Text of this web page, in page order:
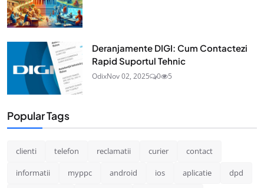
Deranjamente DIGI: Cum Contactezi
Rapid Suportul Tehnic
OdixNov 02, 2025 0 5
Popular Tags
clienti telefon reclamatii curier contact
informatii myppc android ios aplicatie dpd